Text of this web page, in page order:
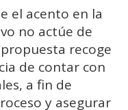
el acento en la
no actúe de
recoge
de contar con
a fin de
y asegurar